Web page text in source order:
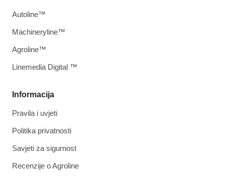
Informacija
Pravila i uvjeti
Politika privatnosti
Savjeti za sigurnost
Recenzije o Agroline
Autoline™
Machineryline™
Agroline™
Linemedia Digital ™